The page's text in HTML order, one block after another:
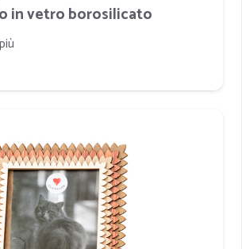
in vetro borosilicato